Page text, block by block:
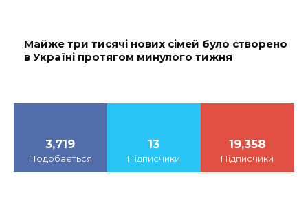
Майже три тисячі нових сімей було створено
в Україні протягом минулого тижня
3,719
Подобається
13
Підписчики
19,358
Підписчики